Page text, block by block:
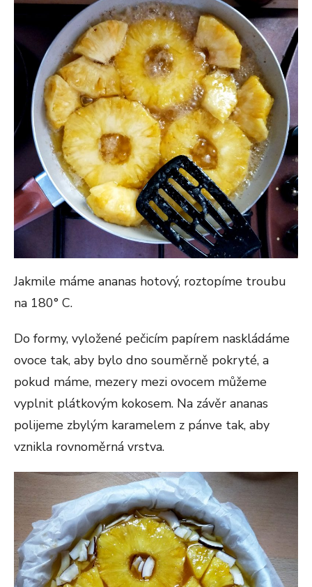
Jakmile máme ananas hotový, roztopíme troubu
na 180° C.
Do formy, vyložené pečicím papírem naskládáme
ovoce tak, aby bylo dno souměrně pokryté, a
pokud máme, mezery mezi ovocem můžeme
vyplnit plátkovým kokosem. Na závěr ananas
polijeme zbylým karamelem z pánve tak, aby
vznikla rovnoměrná vrstva.